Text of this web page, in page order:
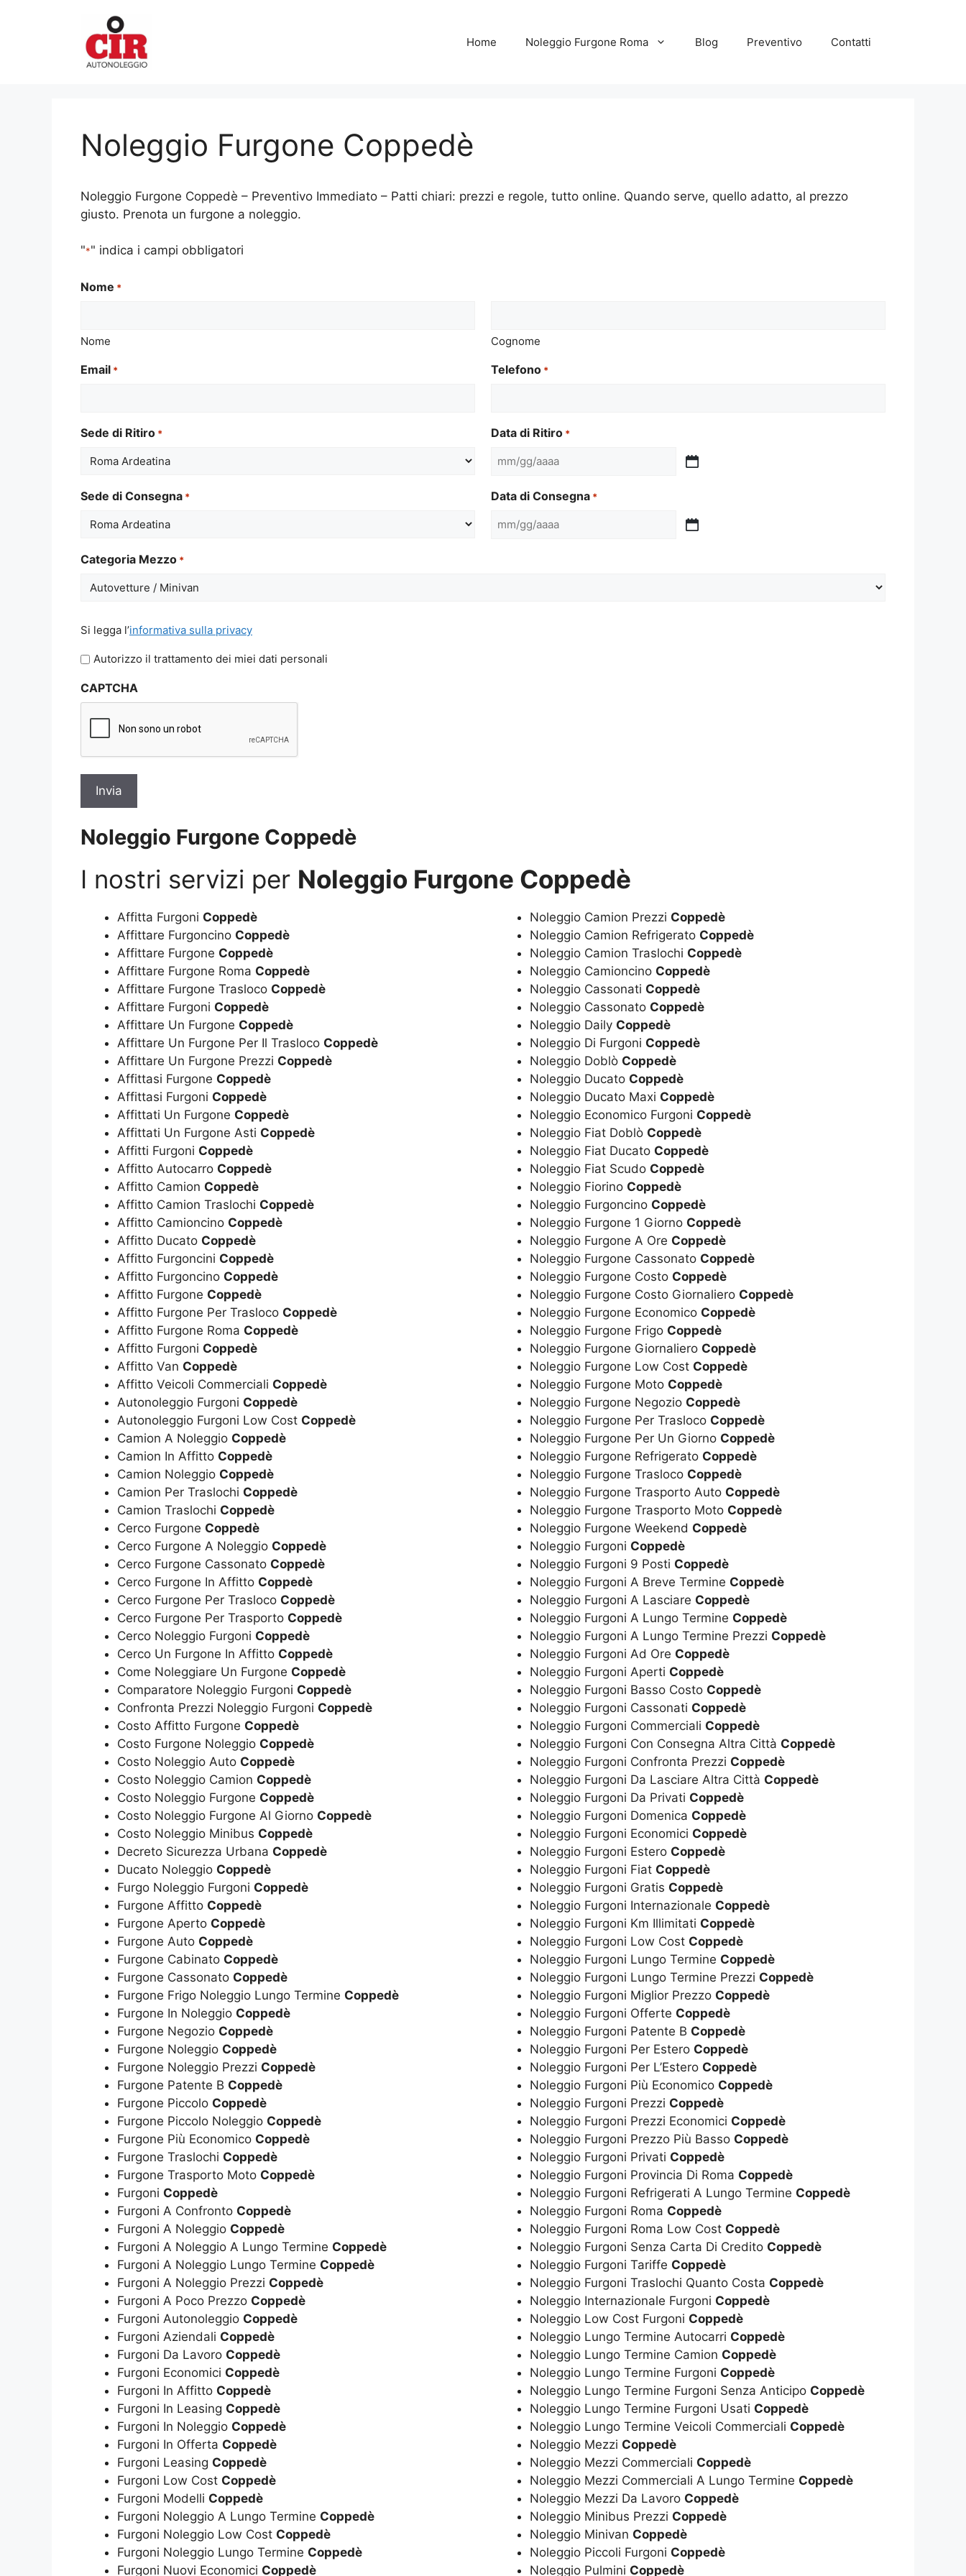
Home Noleggio Furgone Roma Blog Preventivo Contatti
Noleggio Furgone Coppedè
Noleggio Furgone Coppedè – Preventivo Immediato – Patti chiari: prezzi e regole, tutto online. Quando serve, quello adatto, al prezzo
giusto. Prenota un furgone a noleggio.
"*" indica i campi obbligatori
Nome *
Nome Cognome
Email * Telefono *
Sede di Ritiro * Data di Ritiro *
MM
GG
slash
Sede di Consegna * Data di Consegna *
MM
Categoria Mezzo *
legga
l'informativa
privacy
Si legga l’informativa sulla privacy
Autorizzo il trattamento dei miei dati personali
CAPTCHA
Noleggio Furgone Coppedè
I nostri servizi per Noleggio Furgone Coppedè
Affitta Furgoni Coppedè
Affittare Furgoncino Coppedè
Affittare Furgone Coppedè
Affittare Furgone Roma Coppedè
Affittare Furgone Trasloco Coppedè
Affittare Furgoni Coppedè
Affittare Un Furgone Coppedè
Affittare Un Furgone Per Il Trasloco Coppedè
Affittare Un Furgone Prezzi Coppedè
Affittasi Furgone Coppedè
Affittasi Furgoni Coppedè
Affittati Un Furgone Coppedè
Affittati Un Furgone Asti Coppedè
Affitti Furgoni Coppedè
Affitto Autocarro Coppedè
Affitto Camion Coppedè
Affitto Camion Traslochi Coppedè
Affitto Camioncino Coppedè
Affitto Ducato Coppedè
Affitto Furgoncini Coppedè
Affitto Furgoncino Coppedè
Affitto Furgone Coppedè
Affitto Furgone Per Trasloco Coppedè
Affitto Furgone Roma Coppedè
Affitto Furgoni Coppedè
Affitto Van Coppedè
Affitto Veicoli Commerciali Coppedè
Autonoleggio Furgoni Coppedè
Autonoleggio Furgoni Low Cost Coppedè
Camion A Noleggio Coppedè
Camion In Affitto Coppedè
Camion Noleggio Coppedè
Camion Per Traslochi Coppedè
Camion Traslochi Coppedè
Cerco Furgone Coppedè
Cerco Furgone A Noleggio Coppedè
Cerco Furgone Cassonato Coppedè
Cerco Furgone In Affitto Coppedè
Cerco Furgone Per Trasloco Coppedè
Cerco Furgone Per Trasporto Coppedè
Cerco Noleggio Furgoni Coppedè
Cerco Un Furgone In Affitto Coppedè
Come Noleggiare Un Furgone Coppedè
Comparatore Noleggio Furgoni Coppedè
Confronta Prezzi Noleggio Furgoni Coppedè
Costo Affitto Furgone Coppedè
Costo Furgone Noleggio Coppedè
Costo Noleggio Auto Coppedè
Costo Noleggio Camion Coppedè
Costo Noleggio Furgone Coppedè
Costo Noleggio Furgone Al Giorno Coppedè
Costo Noleggio Minibus Coppedè
Decreto Sicurezza Urbana Coppedè
Ducato Noleggio Coppedè
Furgo Noleggio Furgoni Coppedè
Furgone Affitto Coppedè
Furgone Aperto Coppedè
Furgone Auto Coppedè
Furgone Cabinato Coppedè
Furgone Cassonato Coppedè
Furgone Frigo Noleggio Lungo Termine Coppedè
Furgone In Noleggio Coppedè
Furgone Negozio Coppedè
Furgone Noleggio Coppedè
Furgone Noleggio Prezzi Coppedè
Furgone Patente B Coppedè
Furgone Piccolo Coppedè
Furgone Piccolo Noleggio Coppedè
Furgone Più Economico Coppedè
Furgone Traslochi Coppedè
Furgone Trasporto Moto Coppedè
Furgoni Coppedè
Furgoni A Confronto Coppedè
Furgoni A Noleggio Coppedè
Furgoni A Noleggio A Lungo Termine Coppedè
Furgoni A Noleggio Lungo Termine Coppedè
Furgoni A Noleggio Prezzi Coppedè
Furgoni A Poco Prezzo Coppedè
Furgoni Autonoleggio Coppedè
Furgoni Aziendali Coppedè
Furgoni Da Lavoro Coppedè
Furgoni Economici Coppedè
Furgoni In Affitto Coppedè
Furgoni In Leasing Coppedè
Furgoni In Noleggio Coppedè
Furgoni In Offerta Coppedè
Furgoni Leasing Coppedè
Furgoni Low Cost Coppedè
Furgoni Modelli Coppedè
Furgoni Noleggio A Lungo Termine Coppedè
Furgoni Noleggio Low Cost Coppedè
Furgoni Noleggio Lungo Termine Coppedè
Furgoni Nuovi Economici Coppedè
Noleggio Camion Prezzi Coppedè
Noleggio Camion Refrigerato Coppedè
Noleggio Camion Traslochi Coppedè
Noleggio Camioncino Coppedè
Noleggio Cassonati Coppedè
Noleggio Cassonato Coppedè
Noleggio Daily Coppedè
Noleggio Di Furgoni Coppedè
Noleggio Doblò Coppedè
Noleggio Ducato Coppedè
Noleggio Ducato Maxi Coppedè
Noleggio Economico Furgoni Coppedè
Noleggio Fiat Doblò Coppedè
Noleggio Fiat Ducato Coppedè
Noleggio Fiat Scudo Coppedè
Noleggio Fiorino Coppedè
Noleggio Furgoncino Coppedè
Noleggio Furgone 1 Giorno Coppedè
Noleggio Furgone A Ore Coppedè
Noleggio Furgone Cassonato Coppedè
Noleggio Furgone Costo Coppedè
Noleggio Furgone Costo Giornaliero Coppedè
Noleggio Furgone Economico Coppedè
Noleggio Furgone Frigo Coppedè
Noleggio Furgone Giornaliero Coppedè
Noleggio Furgone Low Cost Coppedè
Noleggio Furgone Moto Coppedè
Noleggio Furgone Negozio Coppedè
Noleggio Furgone Per Trasloco Coppedè
Noleggio Furgone Per Un Giorno Coppedè
Noleggio Furgone Refrigerato Coppedè
Noleggio Furgone Trasloco Coppedè
Noleggio Furgone Trasporto Auto Coppedè
Noleggio Furgone Trasporto Moto Coppedè
Noleggio Furgone Weekend Coppedè
Noleggio Furgoni Coppedè
Noleggio Furgoni 9 Posti Coppedè
Noleggio Furgoni A Breve Termine Coppedè
Noleggio Furgoni A Lasciare Coppedè
Noleggio Furgoni A Lungo Termine Coppedè
Noleggio Furgoni A Lungo Termine Prezzi Coppedè
Noleggio Furgoni Ad Ore Coppedè
Noleggio Furgoni Aperti Coppedè
Noleggio Furgoni Basso Costo Coppedè
Noleggio Furgoni Cassonati Coppedè
Noleggio Furgoni Commerciali Coppedè
Noleggio Furgoni Con Consegna Altra Città Coppedè
Noleggio Furgoni Confronta Prezzi Coppedè
Noleggio Furgoni Da Lasciare Altra Città Coppedè
Noleggio Furgoni Da Privati Coppedè
Noleggio Furgoni Domenica Coppedè
Noleggio Furgoni Economici Coppedè
Noleggio Furgoni Estero Coppedè
Noleggio Furgoni Fiat Coppedè
Noleggio Furgoni Gratis Coppedè
Noleggio Furgoni Internazionale Coppedè
Noleggio Furgoni Km Illimitati Coppedè
Noleggio Furgoni Low Cost Coppedè
Noleggio Furgoni Lungo Termine Coppedè
Noleggio Furgoni Lungo Termine Prezzi Coppedè
Noleggio Furgoni Miglior Prezzo Coppedè
Noleggio Furgoni Offerte Coppedè
Noleggio Furgoni Patente B Coppedè
Noleggio Furgoni Per Estero Coppedè
Noleggio Furgoni Per L’Estero Coppedè
Noleggio Furgoni Più Economico Coppedè
Noleggio Furgoni Prezzi Coppedè
Noleggio Furgoni Prezzi Economici Coppedè
Noleggio Furgoni Prezzo Più Basso Coppedè
Noleggio Furgoni Privati Coppedè
Noleggio Furgoni Provincia Di Roma Coppedè
Noleggio Furgoni Refrigerati A Lungo Termine Coppedè
Noleggio Furgoni Roma Coppedè
Noleggio Furgoni Roma Low Cost Coppedè
Noleggio Furgoni Senza Carta Di Credito Coppedè
Noleggio Furgoni Tariffe Coppedè
Noleggio Furgoni Traslochi Quanto Costa Coppedè
Noleggio Internazionale Furgoni Coppedè
Noleggio Low Cost Furgoni Coppedè
Noleggio Lungo Termine Autocarri Coppedè
Noleggio Lungo Termine Camion Coppedè
Noleggio Lungo Termine Furgoni Coppedè
Noleggio Lungo Termine Furgoni Senza Anticipo Coppedè
Noleggio Lungo Termine Furgoni Usati Coppedè
Noleggio Lungo Termine Veicoli Commerciali Coppedè
Noleggio Mezzi Coppedè
Noleggio Mezzi Commerciali Coppedè
Noleggio Mezzi Commerciali A Lungo Termine Coppedè
Noleggio Mezzi Da Lavoro Coppedè
Noleggio Minibus Prezzi Coppedè
Noleggio Minivan Coppedè
Noleggio Piccoli Furgoni Coppedè
Noleggio Pulmini Coppedè